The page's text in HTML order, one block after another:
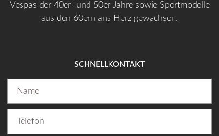
Vespas der 40er- und 50er-Jahre sowie Sportmodelle
aus den 60ern ans Herz gewachsen.
SCHNELLKONTAKT